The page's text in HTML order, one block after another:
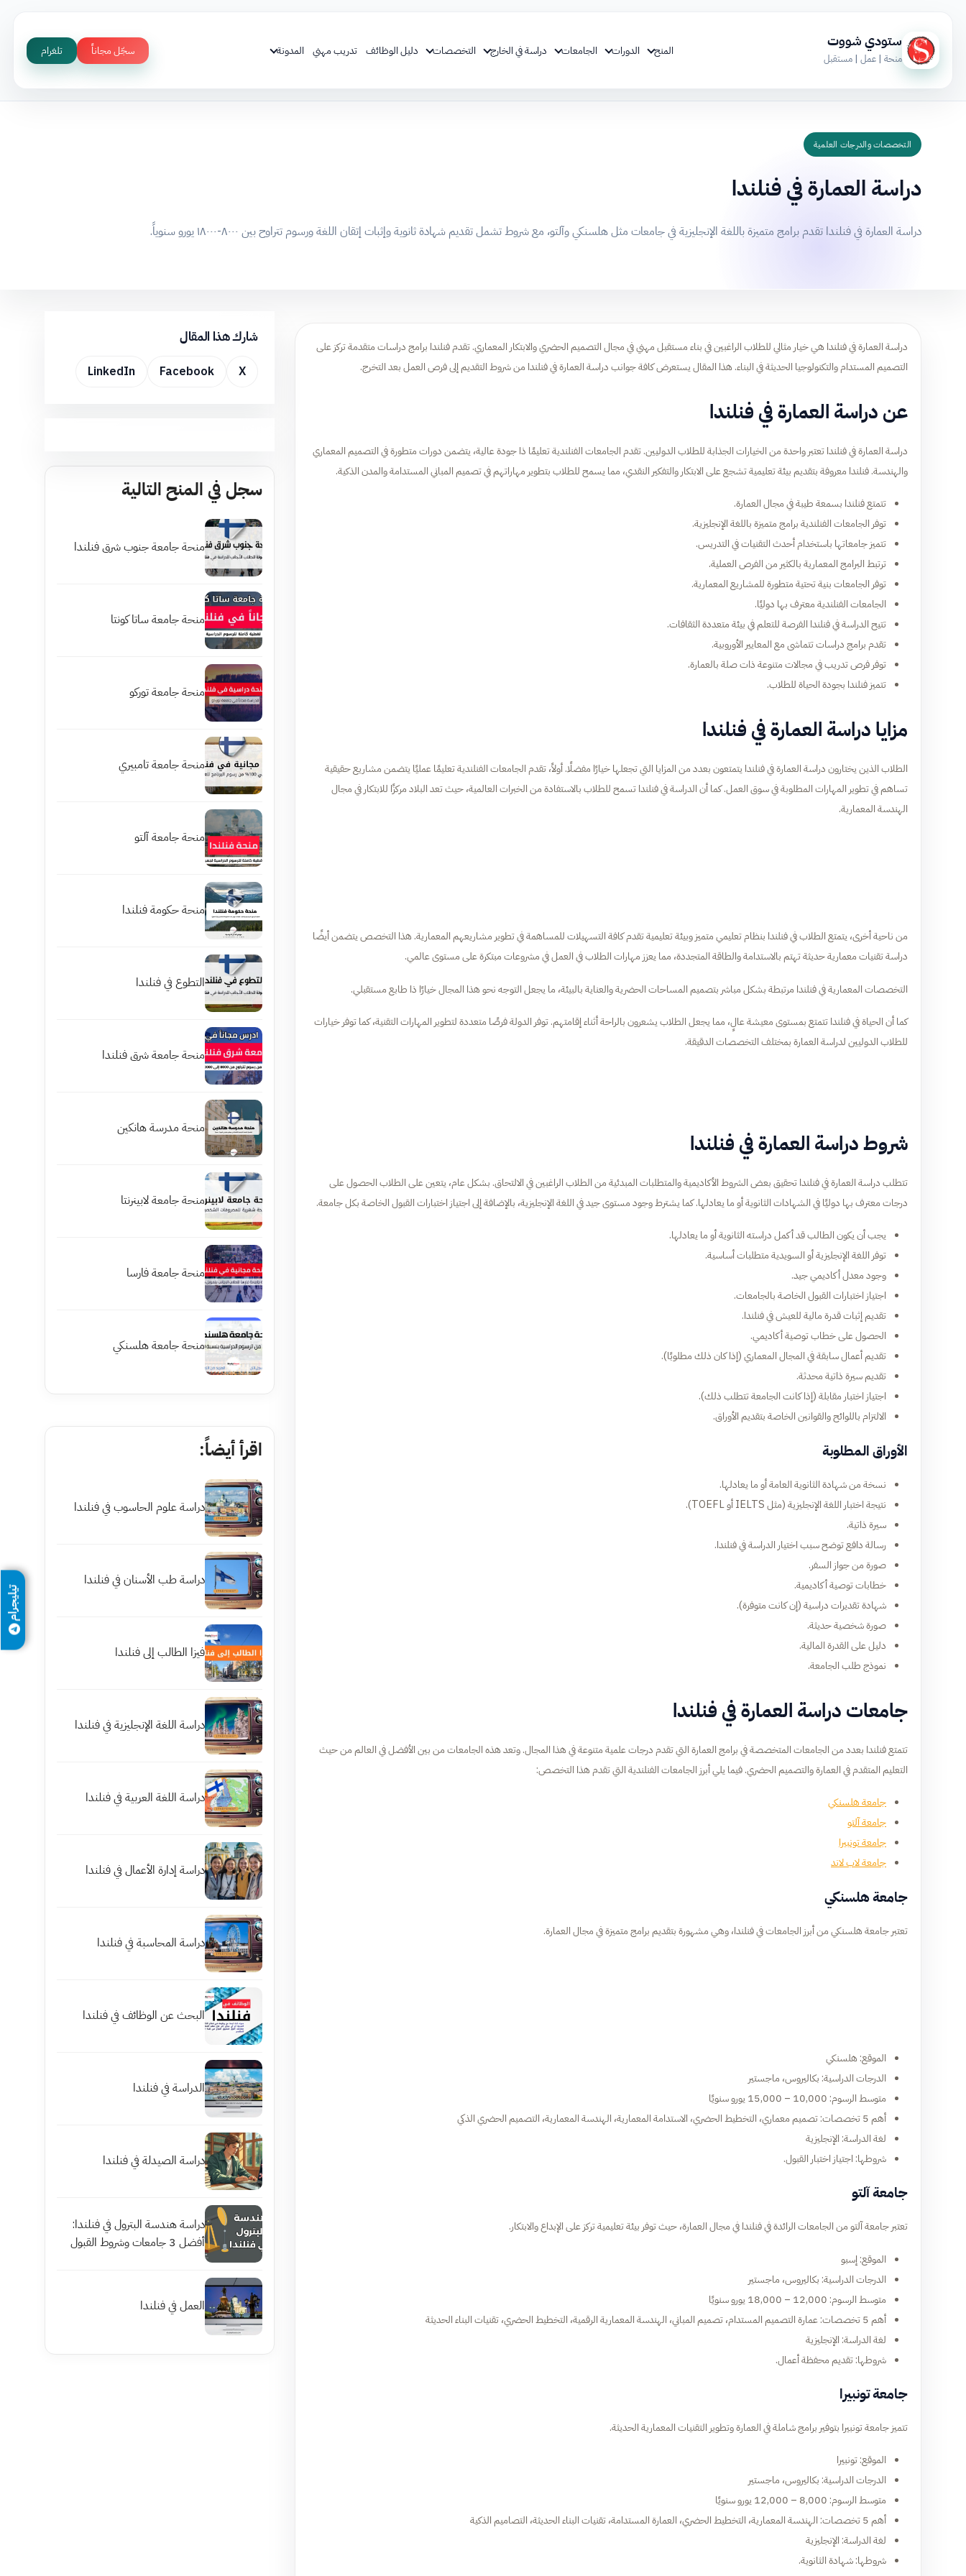
ستودي شووت
منحة | عمل | مستقبل
المنح الدورات الجامعات دراسة في الخارج التخصصات دليل الوظائف تدريب مهني المدونة سجّل مجاناً تلغرام
التخصصات والدرجات العلمية
دراسة العمارة في فنلندا
دراسة العمارة في فنلندا تقدم برامج متميزة باللغة الإنجليزية في جامعات مثل هلسنكي وآلتو، مع شروط تشمل تقديم شهادة ثانوية وإثبات إتقان اللغة ورسوم تتراوح بين ٨٠٠٠-١٨٠٠٠ يورو سنوياً.
دراسة العمارة في فنلندا هي خيار مثالي للطلاب الراغبين في بناء مستقبل مهني في مجال التصميم الحضري والابتكار المعماري. تقدم فنلندا برامج دراسات متقدمة تركز على
التصميم المستدام والتكنولوجيا الحديثة في البناء. هذا المقال يستعرض كافة جوانب دراسة العمارة في فنلندا من شروط التقديم إلى فرص العمل بعد التخرج.
عن دراسة العمارة في فنلندا
دراسة العمارة في فنلندا تعتبر واحدة من الخيارات الجذابة للطلاب الدوليين. تقدم الجامعات الفنلندية تعليمًا ذا جودة عالية، يتضمن دورات متطورة في التصميم المعماري
والهندسة. فنلندا معروفة بتقديم بيئة تعليمية تشجع على الابتكار والتفكير النقدي، مما يسمح للطلاب بتطوير مهاراتهم في تصميم المباني المستدامة والمدن الذكية.
تتمتع فنلندا بسمعة طيبة في مجال العمارة.
توفر الجامعات الفنلندية برامج متميزة باللغة الإنجليزية.
تتميز جامعاتها باستخدام أحدث التقنيات في التدريس.
ترتبط البرامج المعمارية بالكثير من الفرص العملية.
توفر الجامعات بنية تحتية متطورة للمشاريع المعمارية.
الجامعات الفنلندية معترف بها دوليًا.
تتيح الدراسة في فنلندا الفرصة للتعلم في بيئة متعددة الثقافات.
تقدم برامج دراسات تتماشى مع المعايير الأوروبية.
توفر فرص تدريب في مجالات متنوعة ذات صلة بالعمارة.
تتميز فنلندا بجودة الحياة للطلاب.
مزايا دراسة العمارة في فنلندا
الطلاب الذين يختارون دراسة العمارة في فنلندا يتمتعون بعدد من المزايا التي تجعلها خيارًا مفضلًا. أولاً، تقدم الجامعات الفنلندية تعليمًا عمليًا يتضمن مشاريع حقيقية
تساهم في تطوير المهارات المطلوبة في سوق العمل. كما أن الدراسة في فنلندا تسمح للطلاب بالاستفادة من الخبرات العالمية، حيث تعد البلاد مركزًا للابتكار في مجال
الهندسة المعمارية.
من ناحية أخرى، يتمتع الطلاب في فنلندا بنظام تعليمي متميز وبيئة تعليمية تقدم كافة التسهيلات للمساهمة في تطوير مشاريعهم المعمارية. هذا التخصص يتضمن أيضًا
دراسة تقنيات معمارية حديثة تهتم بالاستدامة والطاقة المتجددة، مما يعزز مهارات الطلاب في العمل في مشروعات مبتكرة على مستوى عالمي.
التخصصات المعمارية في فنلندا مرتبطة بشكل مباشر بتصميم المساحات الحضرية والعناية بالبيئة، ما يجعل التوجه نحو هذا المجال خيارًا ذا طابع مستقبلي.
كما أن الحياة في فنلندا تتمتع بمستوى معيشة عالٍ، مما يجعل الطلاب يشعرون بالراحة أثناء إقامتهم. توفر الدولة فرصًا متعددة لتطوير المهارات التقنية، كما توفر خيارات
للطلاب الدوليين لدراسة العمارة بمختلف التخصصات الدقيقة.
شروط دراسة العمارة في فنلندا
تتطلب دراسة العمارة في فنلندا تحقيق بعض الشروط الأكاديمية والمتطلبات المبدئية من الطلاب الراغبين في الالتحاق. بشكل عام، يتعين على الطلاب الحصول على
درجات معترف بها دوليًا في الشهادات الثانوية أو ما يعادلها. كما يشترط وجود مستوى جيد في اللغة الإنجليزية، بالإضافة إلى اجتياز اختبارات القبول الخاصة بكل جامعة.
يجب أن يكون الطالب قد أكمل دراسته الثانوية أو ما يعادلها.
توفر اللغة الإنجليزية أو السويدية متطلبات أساسية.
وجود معدل أكاديمي جيد.
اجتياز اختبارات القبول الخاصة بالجامعات.
تقديم إثبات قدرة مالية للعيش في فنلندا.
الحصول على خطاب توصية أكاديمي.
تقديم أعمال سابقة في المجال المعماري (إذا كان ذلك مطلوبًا).
تقديم سيرة ذاتية محدثة.
اجتياز اختبار مقابلة (إذا كانت الجامعة تتطلب ذلك).
الالتزام باللوائح والقوانين الخاصة بتقديم الأوراق.
الأوراق المطلوبة
نسخة من شهادة الثانوية العامة أو ما يعادلها.
نتيجة اختبار اللغة الإنجليزية (مثل IELTS أو TOEFL).
سيرة ذاتية.
رسالة دافع توضح سبب اختيار الدراسة في فنلندا.
صورة من جواز السفر.
خطابات توصية أكاديمية.
شهادة تقديرات دراسية (إن كانت متوفرة).
صورة شخصية حديثة.
دليل على القدرة المالية.
نموذج طلب الجامعة.
جامعات دراسة العمارة في فنلندا
تتمتع فنلندا بعدد من الجامعات المتخصصة في برامج العمارة التي تقدم درجات علمية متنوعة في هذا المجال. وتعد هذه الجامعات من بين الأفضل في العالم من حيث
التعليم المتقدم في العمارة والتصميم الحضري. فيما يلي أبرز الجامعات الفنلندية التي تقدم هذا التخصص:
جامعة هلسنكي
جامعة آلتو
جامعة تونبيرا
جامعة لاب لاند
جامعة هلسنكي
تعتبر جامعة هلسنكي من أبرز الجامعات في فنلندا، وهي مشهورة بتقديم برامج متميزة في مجال العمارة.
الموقع: هلسنكي
الدرجات الدراسية: بكاليروس، ماجستير
متوسط الرسوم: 10,000 – 15,000 يورو سنويًا
أهم 5 تخصصات: تصميم معماري، التخطيط الحضري، الاستدامة المعمارية، الهندسة المعمارية، التصميم الحضري الذكي
لغة الدراسة: الإنجليزية
شروطها: اجتياز اختبار القبول.
جامعة آلتو
تعتبر جامعة آلتو من الجامعات الرائدة في فنلندا في مجال العمارة، حيث توفر بيئة تعليمية تركز على الإبداع والابتكار.
الموقع: إسبو
الدرجات الدراسية: بكاليروس، ماجستير
متوسط الرسوم: 12,000 – 18,000 يورو سنويًا
أهم 5 تخصصات: عمارة التصميم المستدام، تصميم المباني، الهندسة المعمارية الرقمية، التخطيط الحضري، تقنيات البناء الحديثة
لغة الدراسة: الإنجليزية
شروطها: تقديم محفظة أعمال.
جامعة تونبيرا
تتميز جامعة تونبيرا بتوفير برامج شاملة في العمارة وتطوير التقنيات المعمارية الحديثة.
الموقع: تونبيرا
الدرجات الدراسية: بكاليروس، ماجستير
متوسط الرسوم: 8,000 – 12,000 يورو سنويًا
أهم 5 تخصصات: الهندسة المعمارية، التخطيط الحضري، العمارة المستدامة، تقنيات البناء الحديثة، التصاميم الذكية
لغة الدراسة: الإنجليزية
شروطها: شهادة الثانوية.
شارك هذا المقال
X
Facebook
LinkedIn
سجل في المنح التالية
منحة جامعة جنوب شرق فنلندا
منحة جامعة ساتا كونتا
منحة جامعة توركو
منحة جامعة تامبيري
منحة جامعة آلتو
منحة حكومة فنلندا
التطوع في فنلندا
منحة جامعة شرق فنلندا
منحة مدرسة هانكين
منحة جامعة لابينرنتا
منحة جامعة فارسا
منحة جامعة هلسنكي
اقرأ أيضاً:
دراسة علوم الحاسوب في فنلندا
دراسة طب الأسنان في فنلندا
فيزا الطالب إلى فنلندا
دراسة اللغة الإنجليزية في فنلندا
دراسة اللغة العربية في فنلندا
دراسة إدارة الأعمال في فنلندا
دراسة المحاسبة في فنلندا
البحث عن الوظائف في فنلندا
الدراسة في فنلندا
دراسة الصيدلة في فنلندا
دراسة هندسة البترول في فنلندا:
أفضل 3 جامعات وشروط القبول
العمل في فنلندا
تيليجرام